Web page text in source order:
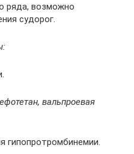
ряда, возможно
судорог.
вальпроевая
гипопротромбинемии.